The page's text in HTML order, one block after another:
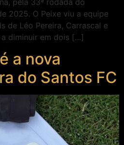
2025. O Peixe viu a equipe
de Léo Pereira, Carrascal e
a diminuir em dois […]
a nova
do Santos FC